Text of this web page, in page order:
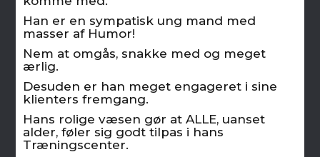
Han er en sympatisk ung mand med
masser af Humor!
Nem at omgås, snakke med og meget
ærlig.
Desuden er han meget engageret i sine
klienters fremgang.
Hans rolige væsen gør at ALLE, uanset
alder, føler sig godt tilpas i hans
Træningscenter.